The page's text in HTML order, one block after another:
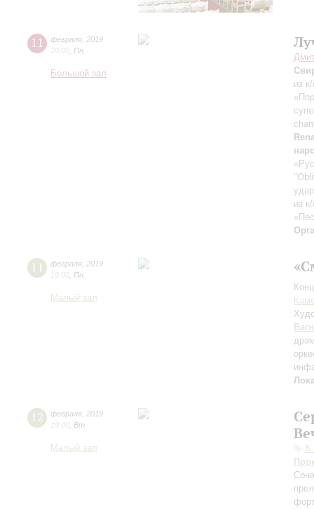
11 февраля 2019
20:00 Пн
Большой зал
из
из
11 февраля 2019
19:00 Пн
Малый зал
12 февраля 2019
19:00 Вт
Малый зал